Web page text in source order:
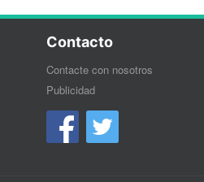
Contacto
Contacte con nosotros
Publicidad